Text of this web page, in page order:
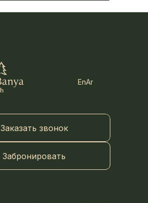
EnAr
Заказать звонок
Забронировать